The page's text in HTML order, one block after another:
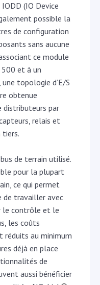
(IO Device
possible la
de configuration
sans aucune
ce module
et à un
, une topologie d’E/S
obtenue
par
relais et
tiers.
de terrain utilisé.
pour la plupart
ce qui permet
de travailler avec
le contrôle et le
les coûts
réduits au minimum
déjà en place
de
aussi bénéficier